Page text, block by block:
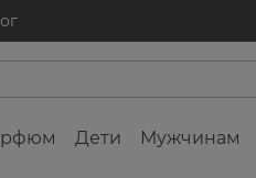
Дети Мужчинам